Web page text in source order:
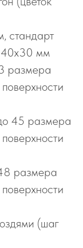
стандарт
мм
размера
45 размера
размера
(шаг